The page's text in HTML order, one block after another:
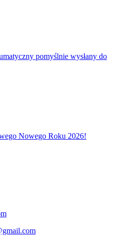
pomyślnie wysłany do
Nowego Roku 2026!